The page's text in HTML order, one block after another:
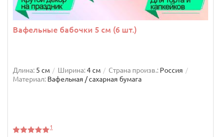
Вафельные бабочки 5 см (6 шт.)
Длина: 5 см Ширина:4 см Страна произв.: Россия
Материал: Вафельная / сахарная бумага
1